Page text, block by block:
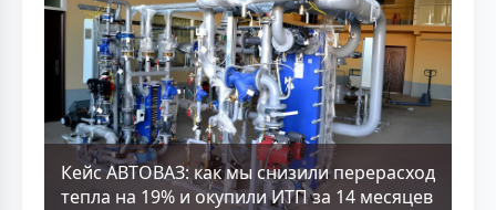
Кейс АВТОВАЗ: как мы снизили перерасход
тепла на 19% и окупили ИТП за 14 месяцев